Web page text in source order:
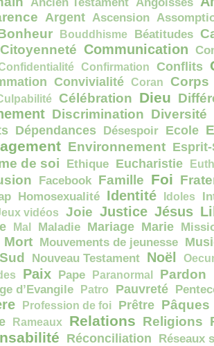
si
Et
Car
–
Argent Ascension
Bouddhisme Béatitudes
Citoyenneté Communication
Confirmation Conflits
Convivialité Coran Corps
Célébration Dieu
Discrimination Diversité
Dépendances Désespoir Ecole
Environnement
de soi Ethique Eucharistie
Facebook Famille Foi
Homosexualité Identité Idoles
vidéos Joie Justice Jésus
Mal Maladie Mariage Marie
Mort Mouvements de jeunesse
Nouveau Testament Noël
Paix Pape Paranormal Pardon
d’Evangile Patro Pauvreté
Profession de foi Prêtre Pâques
Rameaux Relations Religions
Réconciliation Réseaux